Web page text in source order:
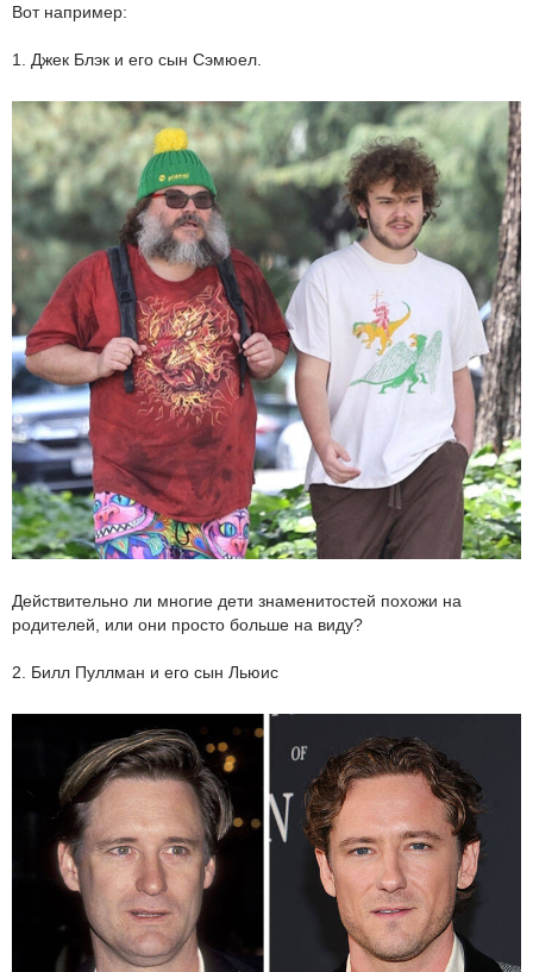
Вот например:
1. Джек Блэк и его сын Сэмюел.
Действительно ли многие дети знаменитостей похожи на
родителей, или они просто больше на виду?
2. Билл Пуллман и его сын Льюис